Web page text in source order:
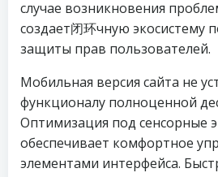
случае возникновения
создает闭环чную экосистему
защиты прав пользователей.
Мобильная версия сайта не
функционалу полноценной
Оптимизация под сенсорные
обеспечивает комфортное
элементами интерфейса.